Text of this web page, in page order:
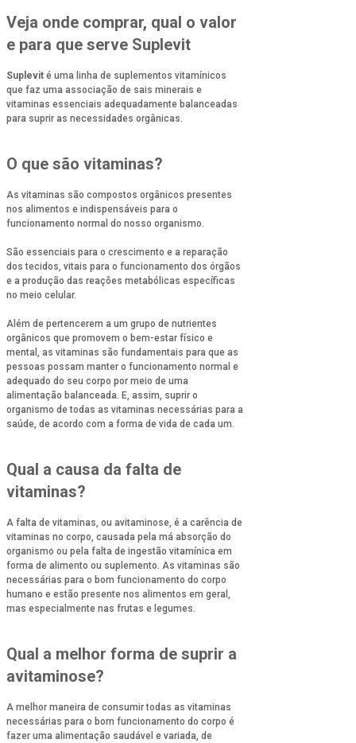
Veja onde comprar, qual o valor
e para que serve Suplevit
Suplevit é uma linha de suplementos vitamínicos
que faz uma associação de sais minerais e
vitaminas essenciais adequadamente balanceadas
para suprir as necessidades orgânicas.
O que são vitaminas?
As vitaminas são compostos orgânicos presentes
nos alimentos e indispensáveis para o
funcionamento normal do nosso organismo.
São essenciais para o crescimento e a reparação
dos tecidos, vitais para o funcionamento dos órgãos
e a produção das reações metabólicas específicas
no meio celular.
Além de pertencerem a um grupo de nutrientes
orgânicos que promovem o bem-estar físico e
mental, as vitaminas são fundamentais para que as
pessoas possam manter o funcionamento normal e
adequado do seu corpo por meio de uma
alimentação balanceada. E, assim, suprir o
organismo de todas as vitaminas necessárias para a
saúde, de acordo com a forma de vida de cada um.
Qual a causa da falta de
vitaminas?
A falta de vitaminas, ou avitaminose, é a carência de
vitaminas no corpo, causada pela má absorção do
organismo ou pela falta de ingestão vitamínica em
forma de alimento ou suplemento. As vitaminas são
necessárias para o bom funcionamento do corpo
humano e estão presente nos alimentos em geral,
mas especialmente nas frutas e legumes.
Qual a melhor forma de suprir a
avitaminose?
A melhor maneira de consumir todas as vitaminas
necessárias para o bom funcionamento do corpo é
fazer uma alimentação saudável e variada, de